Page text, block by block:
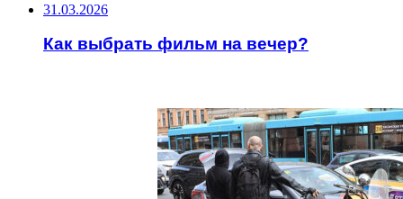
31.03.2026
Как выбрать фильм на вечер?